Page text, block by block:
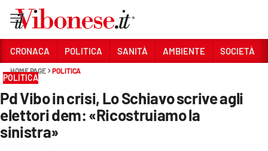
Sezioni
CRONACA
POLITICA
CRONACA POLITICA SANITÀ AMBIENTE SOCIETÀ
HOME PAGE POLITICA
POLITICA
Pd Vibo in crisi, Lo Schiavo scrive agli
elettori dem: «Ricostruiamo la
sinistra»